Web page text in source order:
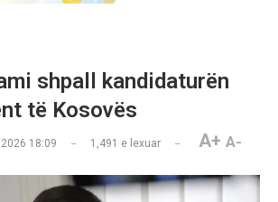
shpall kandidaturën
të Kosovës
18:09 1,491 e lexuar A+ A-